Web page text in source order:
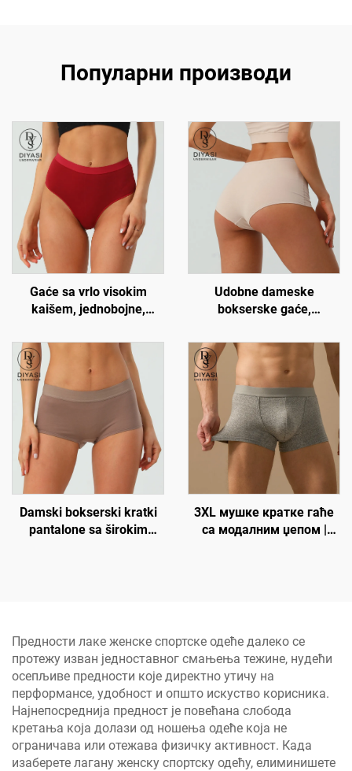
Популарни производи
Gaće sa vrlo visokim
kaišem, jednobojne,
za žene
Udobne dameske
bokserske gaće,
donje veš, meke i disajne
gaće
Damski bokserski kratki
pantalone sa širokim
3XL мушке кратке гаће
са модалним џепом |
Предности лаке женске спортске одеће далеко се
протежу изван једноставног смањења тежине, нудећи
осепљиве предности које директно утичу на
перформансе, удобност и општо искуство корисника.
Најнепосреднија предност је повећана слобода
кретања која долази од ношења одеће која не
ограничава или отежава физичку активност. Када
изаберете лагану женску спортску одећу, елиминишете